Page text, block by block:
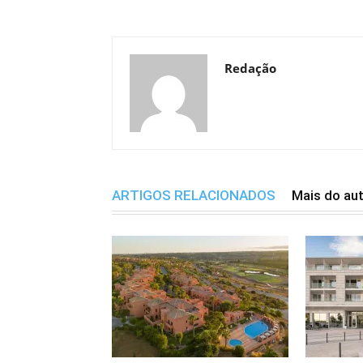
Redação
ARTIGOS RELACIONADOS Mais do